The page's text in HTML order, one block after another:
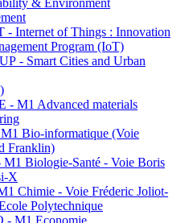
& Environment
- Internet of Things : Innovation
Program (IoT)
- Smart Cities and Urban
- M1 Advanced materials
Bio-informatique (Voie
Franklin)
Biologie-Santé - Voie Boris
X
Chimie - Voie Fréderic Joliot-
Polytechnique
- M1 Economie